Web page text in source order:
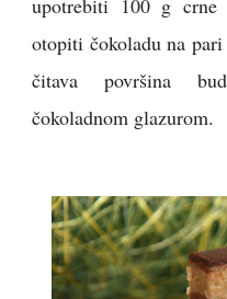
otopiti čokoladu na
čitava površina
čokoladnom glazurom.